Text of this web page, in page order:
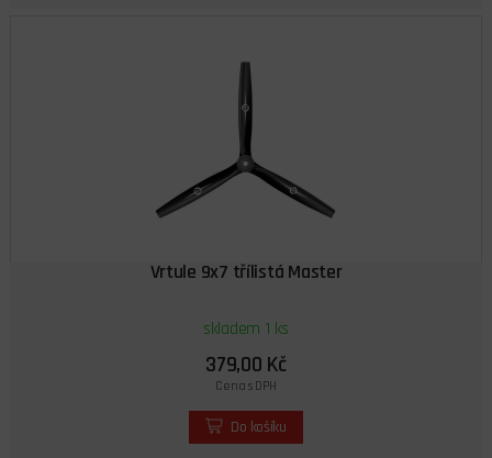
Vrtule 9x7 třílistá Master
skladem 1 ks
379,00 Kč
Cena s DPH
Do košíku